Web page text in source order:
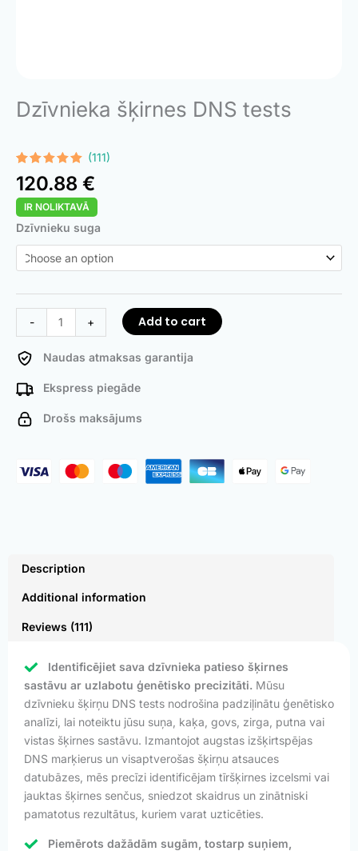
Dzīvnieka šķirnes DNS tests
Rated
4.90
out of 5
based on
111
customer
ratings
(111)
120.88 €
IR NOLIKTAVĀ
Dzīvnieku suga
-
Animal
Breed
DNA
quantity
+
Add to cart
Naudas atmaksas garantija
Ekspress piegāde
Drošs maksājums
Description
Additional information
Reviews (111)
Identificējiet sava dzīvnieka patieso šķirnes
sastāvu ar uzlabotu ģenētisko precizitāti. Mūsu
dzīvnieku šķirņu DNS tests nodrošina padziļinātu ģenētisko
analīzi, lai noteiktu jūsu suņa, kaķa, govs, zirga, putna vai
vistas šķirnes sastāvu. Izmantojot augstas izšķirtspējas
DNS marķierus un visaptverošas šķirņu atsauces
datubāzes, mēs precīzi identificējam tīršķirnes izcelsmi vai
jauktas šķirnes senčus, sniedzot skaidrus un zinātniski
pamatotus rezultātus, kuriem varat uzticēties.
Piemērots dažādām sugām, tostarp suņiem,